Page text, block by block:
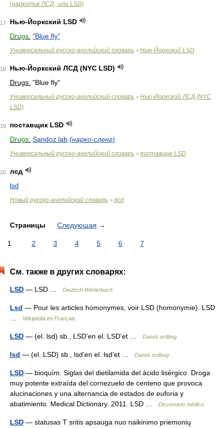
(наркотик ЛСД , или LSD)
17
Нью-Йоркский LSD
Drugs: "Blue fly"
Универсальный русско-английский словарь > Нью-Йоркский LSD
18
Нью-Йоркский ЛСД (NYC LSD)
Drugs: "Blue fly"
Универсальный русско-английский словарь > Нью-Йоркский ЛСД (NYC
LSD)
19
поставщик LSD
Drugs: Sandoz lab (нарко-сленг)
Универсальный русско-английский словарь > поставщик LSD
20
лсд
lsd
Новый русско-английский словарь > лсд
Страницы Следующая →
1 2 3 4 5 6 7
См. также в других словарях:
LSD — LSD … Deutsch Wörterbuch
Lsd — Pour les articles homonymes, voir LSD (homonymie). LSD
Wikipédia en Français
LSD — (el. lsd) sb., LSD’en el. LSD’et … Dansk ordbog
lsd — (el. LSD) sb., lsd’en el. lsd’et … Dansk ordbog
LSD — bioquím. Siglas del dietilamida del ácido lisérgico. Droga
muy potente extraída del cornezuelo de centeno que provoca
alucinaciones y una alternancia de estados de euforia y
abatimiento. Medical Dictionary. 2011. LSD …
Diccionario médico
LSD — statusas T sritis apsauga nuo naikinimo priemonių